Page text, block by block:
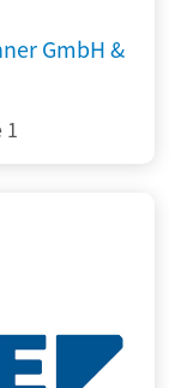
GmbH &
1